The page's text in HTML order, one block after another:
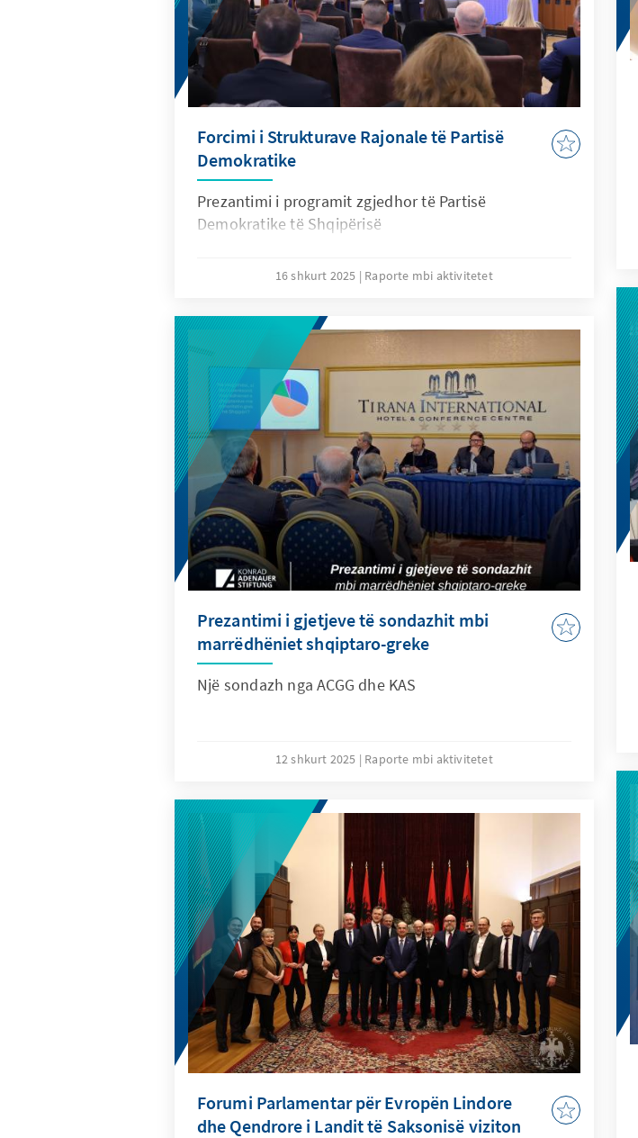
Forcimi i Strukturave Rajonale të Partisë
Demokratike
Prezantimi i programit zgjedhor të Partisë
Demokratike të Shqipërisë
16 shkurt 2025 Raporte mbi aktivitetet
Prezantimi i gjetjeve të sondazhit mbi
marrëdhëniet shqiptaro-greke
Një sondazh nga ACGG dhe KAS
12 shkurt 2025 Raporte mbi aktivitetet
Forumi Parlamentar për Evropën Lindore
dhe Qendrore i Landit të Saksonisë viziton